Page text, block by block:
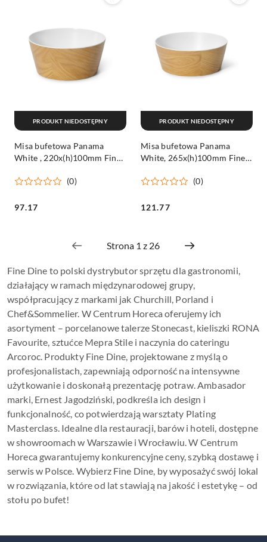
Misa bufetowa Panama
White , 220x(h)100mm Fine
(0)
Cena:
97.17
PRODUKT NIEDOSTĘPNY
Misa bufetowa Panama
White, 265x(h)100mm Fine
(0)
Cena:
121.77
PRODUKT NIEDOSTĘPNY
Fine Dine to polski dystrybutor sprzętu dla gastronomii,
działający w ramach międzynarodowej grupy,
współpracujący z markami jak Churchill, Porland i
Chef&Sommelier. W Centrum Horeca oferujemy ich
asortyment – porcelanowe talerze Stonecast, kieliszki RONA
Favourite, sztućce Mepra Stile i naczynia do cateringu
Arcoroc. Produkty Fine Dine, projektowane z myślą o
profesjonalistach, zapewniają odporność na intensywne
użytkowanie i doskonałą prezentację potraw. Ambasador
marki, Ernest Jagodziński, podkreśla ich design i
funkcjonalność, co potwierdzają warsztaty Plating
Masterclass. Idealne dla restauracji, barów i hoteli, dostępne
w showroomach w Warszawie i Wrocławiu. W Centrum
Horeca gwarantujemy konkurencyjne ceny, szybką dostawę i
serwis w Polsce. Wybierz Fine Dine, by wyposażyć swój lokal
w rozwiązania, które od lat stawiają na jakość i estetykę – od
stołu po bufet!